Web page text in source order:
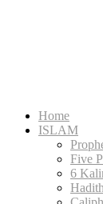
Home
ISLAM
Five
6
Hadith